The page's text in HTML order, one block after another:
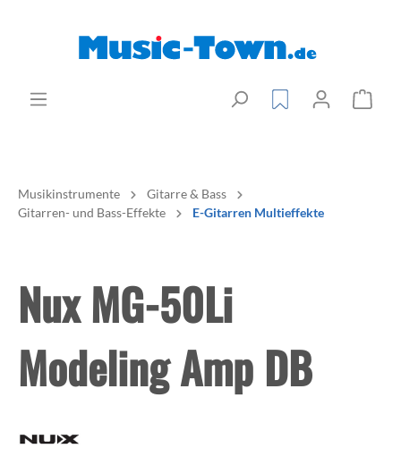
Musikinstrumente
Gitarre & Bass
Gitarren- und Bass-Effekte
E-Gitarren Multieffekte
Nux MG-50Li
Modeling Amp DB